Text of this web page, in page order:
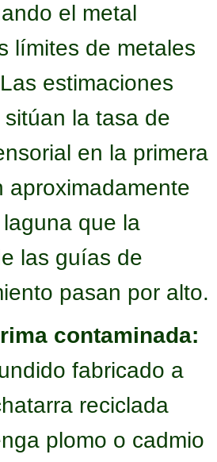
el metal
límites de metales
estimaciones
la tasa de
en la primera
aproximadamente
que la
las guías de
pasan por alto.
contaminada:
fabricado a
reciclada
plomo o cadmio